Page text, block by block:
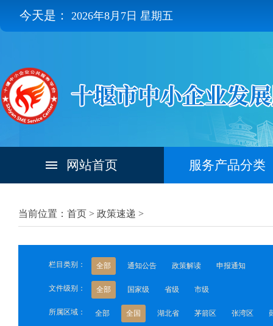
今天是： 2026年8月7日 星期五
网站首页 服务产品分类
当前位置：首页 > 政策速递 >
栏目类别： 全部 通知公告 政策解读 申报通知
文件级别： 全部 国家级 省级 市级
所属区域： 全部 全国 湖北省 茅箭区 张湾区